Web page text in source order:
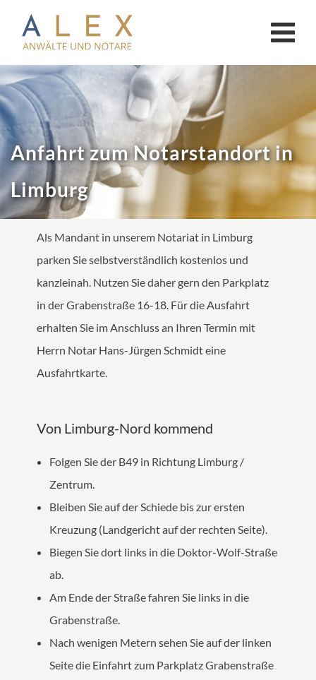
Anfahrt zum Notarstandort in
Limburg
Als Mandant in unserem Notariat in Limburg
parken Sie selbstverständlich kostenlos und
kanzleinah. Nutzen Sie daher gern den Parkplatz
in der Grabenstraße 16-18. Für die Ausfahrt
erhalten Sie im Anschluss an Ihren Termin mit
Herrn Notar Hans-Jürgen Schmidt eine
Ausfahrtkarte.
Von Limburg-Nord kommend
Folgen Sie der B49 in Richtung Limburg /
Zentrum.
Bleiben Sie auf der Schiede bis zur ersten
Kreuzung (Landgericht auf der rechten Seite).
Biegen Sie dort links in die Doktor-Wolf-Straße
ab.
Am Ende der Straße fahren Sie links in die
Grabenstraße.
Nach wenigen Metern sehen Sie auf der linken
Seite die Einfahrt zum Parkplatz Grabenstraße
KANZLEI
Anwälte
Notar Limburg
Notar Bad Camberg
AKTUELLES
ONLINE-CHECKLISTEN
Online-Checklisten Anwälte
Online-Checklisten Notare
Ihr Termin bei ALEX
Online-Checklisten Anwälte
RECHTSGEBIETE
KONTAKT